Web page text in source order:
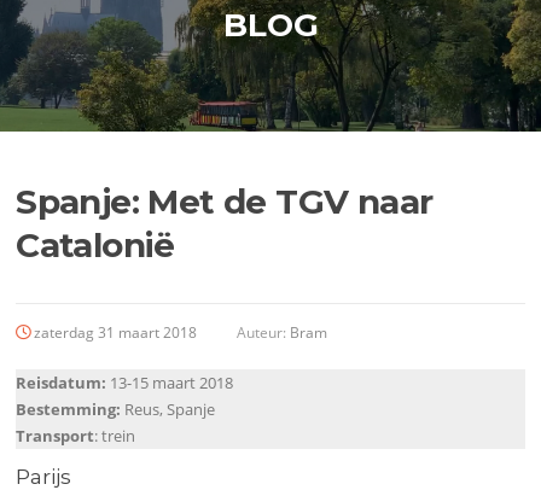
BLOG
Spanje: Met de TGV naar
Catalonië
zaterdag 31 maart 2018 Auteur: Bram
Reisdatum: 13-15 maart 2018
Bestemming: Reus, Spanje
Transport: trein
Parijs